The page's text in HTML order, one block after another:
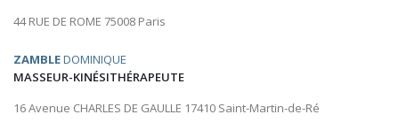
44 RUE DE ROME 75008 Paris
ZAMBLEDOMINIQUE
MASSEUR-KINÉSITHÉRAPEUTE
16 Avenue CHARLES DE GAULLE 17410 Saint-Martin-de-Ré